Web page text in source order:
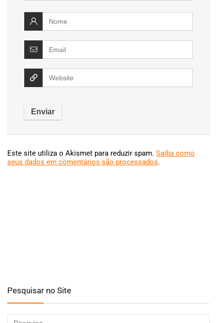
Este site utiliza o Akismet para reduzir spam. Saiba como
seus dados em comentários são processados.
Pesquisar no Site